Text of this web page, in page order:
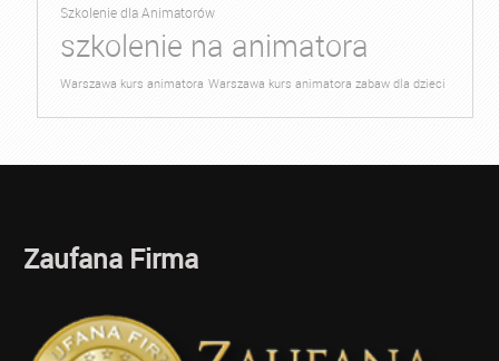
Szkolenie dla Animatorów
szkolenie na animatora
Warszawa kurs animatora Warszawa kurs animatora zabaw dla dzieci
Zaufana Firma